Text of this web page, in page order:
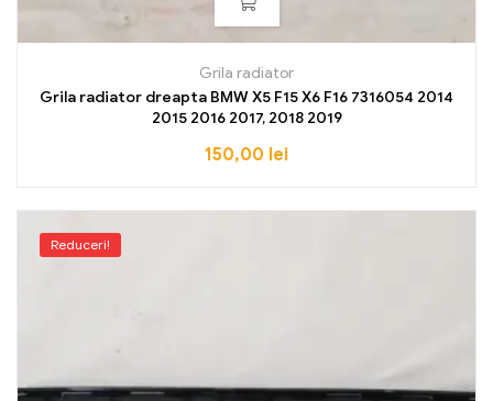
Grila radiator
Grila radiator dreapta BMW X5 F15 X6 F16 7316054 2014
2015 2016 2017, 2018 2019
150,00 lei
Reduceri!